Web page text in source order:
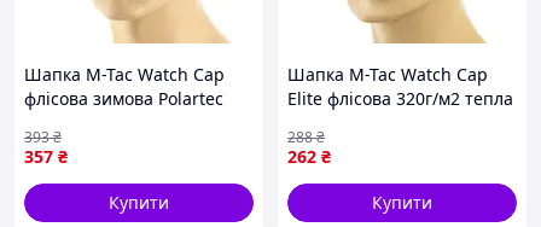
Шапка M-Tac Watch Cap
флісова зимова Polartec
piho}
357 ₴
393₴
Купити
Шапка M-Tac Watch Cap
Elite флісова 320г/м2 тепла
4002|
262 ₴
288₴
Купити